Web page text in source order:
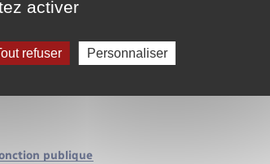
publique
activer
refuser Personnaliser